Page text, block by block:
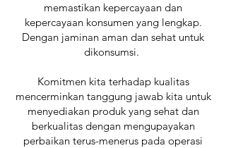
memastikan kepercayaan dan
kepercayaan konsumen yang lengkap.
Dengan jaminan aman dan sehat untuk
dikonsumsi.
Komitmen kita terhadap kualitas
mencerminkan tanggung jawab kita untuk
menyediakan produk yang sehat dan
berkualitas dengan mengupayakan
perbaikan terus-menerus pada operasi